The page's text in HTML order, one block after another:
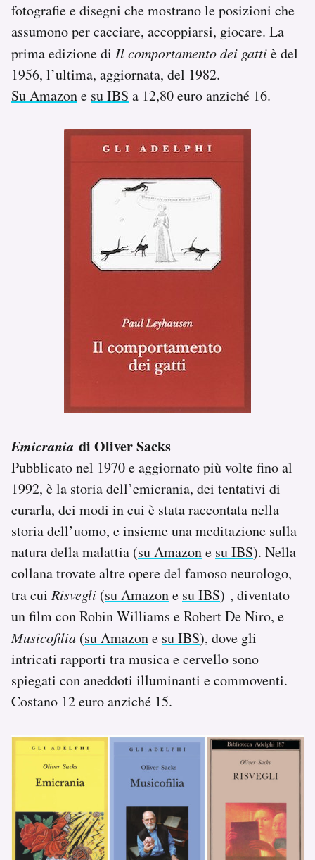
fotografie e disegni che mostrano le posizioni che
assumono per cacciare, accoppiarsi, giocare. La
prima edizione di Il comportamento dei gattiè del
1956, l’ultima, aggiornata, del 1982.
Su Amazone su IBS a 12,80 euro anziché 16.
Emicrania di Oliver Sacks
Pubblicato nel 1970 e aggiornato più volte fino al
1992, è la storia dell’emicrania, dei tentativi di
curarla, dei modi in cui è stata raccontata nella
storia dell’uomo, e insieme una meditazione sulla
natura della malattia (su Amazone su IBS). Nella
collana trovate altre opere del famoso neurologo,
tra cui Risvegli (su Amazone su IBS) , diventato
un film con Robin Williams e Robert De Niro, e
Musicofilia (su Amazone su IBS), dove gli
intricati rapporti tra musica e cervello sono
spiegati con aneddoti illuminanti e commoventi.
Costano 12 euro anziché 15.